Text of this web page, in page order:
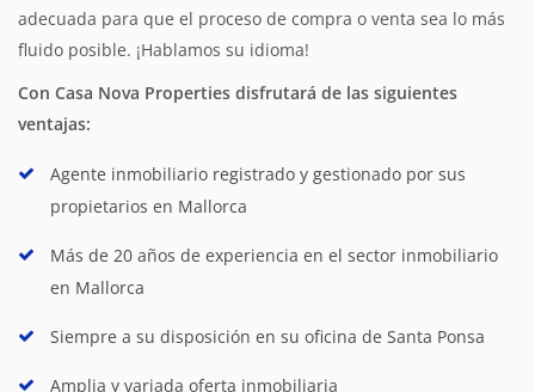
adecuada para que el proceso de compra o venta sea lo más
fluido posible. ¡Hablamos su idioma!
Con Casa Nova Properties disfrutará de las siguientes
ventajas:
Agente inmobiliario registrado y gestionado por sus
propietarios en Mallorca
Más de 20 años de experiencia en el sector inmobiliario
en Mallorca
Siempre a su disposición en su oficina de Santa Ponsa
Amplia y variada oferta inmobiliaria